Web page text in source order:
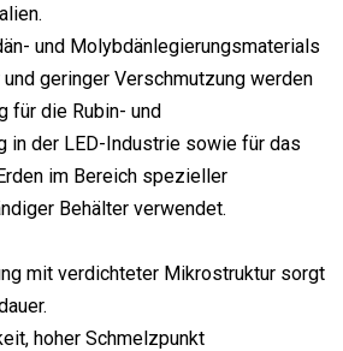
und Molybdänlegierungsmaterials
geringer Verschmutzung werden
für die Rubin- und
in der LED-Industrie sowie für das
im Bereich spezieller
Behälter verwendet.
mit verdichteter Mikrostruktur sorgt
hoher Schmelzpunkt